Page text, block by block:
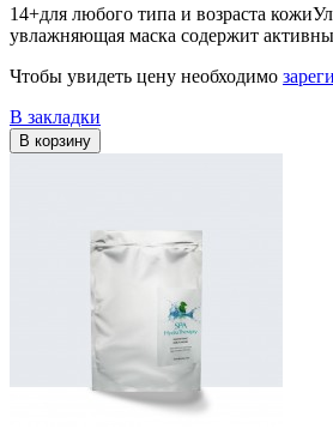
14+для любого типа и возраста
увлажняющая маска содержит
Чтобы увидеть цену необходимо
В закладки
В корзину